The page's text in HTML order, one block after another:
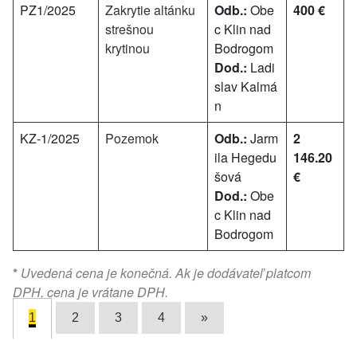
PZ1/2025
Zakrytie altánku
strešnou
krytinou
Odb.: Obe
c Klin nad
Bodrogom
Dod.: Ladi
slav Kalmá
n
400 €
KZ-1/2025 Pozemok Odb.: Jarm
ila Hegedu
šová
Dod.: Obe
c Klin nad
Bodrogom
2
146.20
€
* Uvedená cena je konečná. Ak je dodávateľ platcom
DPH, cena je vrátane DPH.
1 2 3 4 »